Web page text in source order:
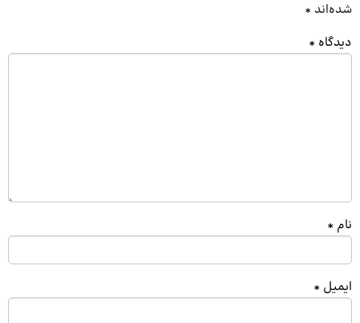
شده‌اند *
دیدگاه *
نام *
ایمیل *